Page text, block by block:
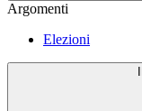
Argomenti
Elezioni